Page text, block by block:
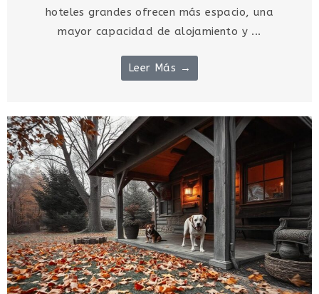
hoteles grandes ofrecen más espacio, una
mayor capacidad de alojamiento y ...
Leer Más →